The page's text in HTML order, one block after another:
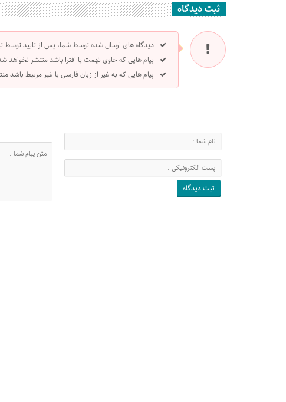
ثبت دیدگاه
دیدگاه های ارسال شده توسط شما، پس از تایید
پیام هایی که حاوی تهمت یا افترا باشد منتشر نخواهد
پیام هایی که به غیر از زبان فارسی یا غیر مرتبط باشد